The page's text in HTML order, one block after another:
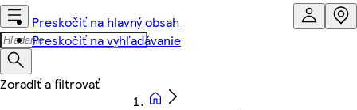
Preskočiť na hlavný obsah
Preskočiť na vyhľadávanie